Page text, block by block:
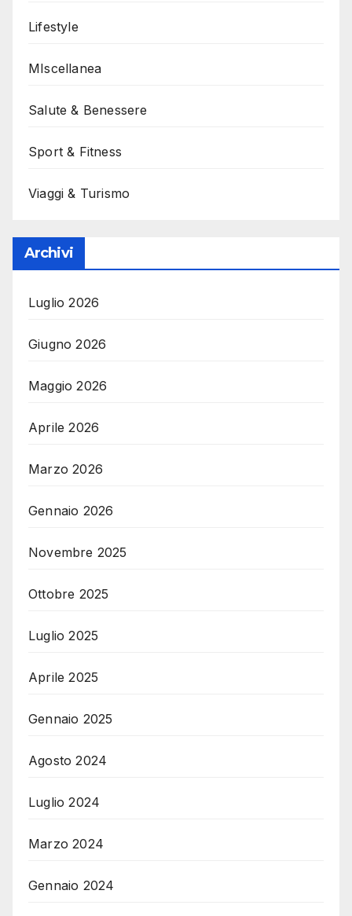
Lifestyle
MIscellanea
Salute & Benessere
Sport & Fitness
Viaggi & Turismo
Archivi
Luglio 2026
Giugno 2026
Maggio 2026
Aprile 2026
Marzo 2026
Gennaio 2026
Novembre 2025
Ottobre 2025
Luglio 2025
Aprile 2025
Gennaio 2025
Agosto 2024
Luglio 2024
Marzo 2024
Gennaio 2024